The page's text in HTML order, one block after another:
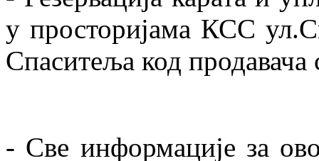
у просторијама КСС
Спаситеља код продавача
- Све информације за